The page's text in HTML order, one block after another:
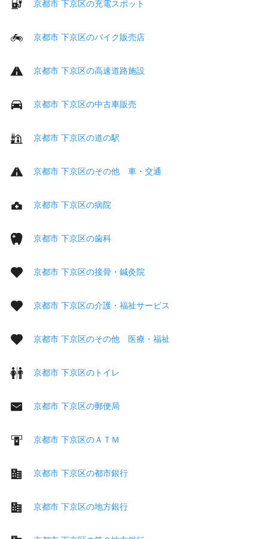
京都市 下京区の充電スポット
京都市 下京区のバイク販売店
京都市 下京区の高速道路施設
京都市 下京区の中古車販売
京都市 下京区の道の駅
京都市 下京区のその他 車・交通
京都市 下京区の病院
京都市 下京区の歯科
京都市 下京区の接骨・鍼灸院
京都市 下京区の介護・福祉サービス
京都市 下京区のその他 医療・福祉
京都市 下京区のトイレ
京都市 下京区の郵便局
京都市 下京区のＡＴＭ
京都市 下京区の都市銀行
京都市 下京区の地方銀行